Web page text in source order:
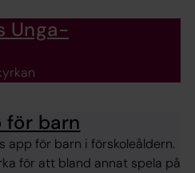
Unga-
för barn
app för barn i förskoleåldern.
för att bland annat spela på